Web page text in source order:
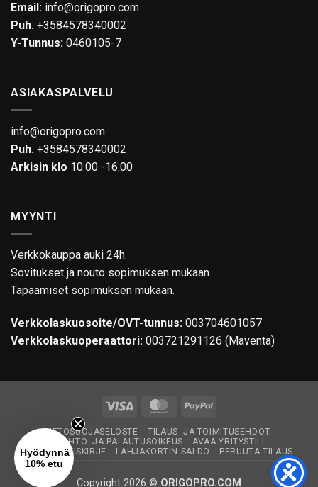
Email: info@origopro.com
Puh. +3584578340002
Y-Tunnus: 0460105-7
ASIAKASPALVELU
info@origopro.com
Puh. +3584578340002
Arkisin klo 10:00 -16:00
MYYNTI
Verkkokauppa auki 24h.
Sovitukset ja nouto sopimuksen mukaan.
Tapaamiset sopimuksen mukaan.
Verkkolaskuosoite/OVT-tunnus: 003704601057
Verkkolaskuoperaattori: 003721291126 (Maventa)
Visa MasterCardPayPal
TIETOSUOJASELOSTE
TILAUS- JA TOIMITUSEHDOT
VAIHTO- JA PALAUTUSOIKEUS
AVAA YRITYSTILI
TILAA UUTISKIRJE
LAHJAKORTIN SALDO PERUUTA TILAUS
Copyright 2026 © ORIGOPRO.COM
Hyödynnä
10% etu